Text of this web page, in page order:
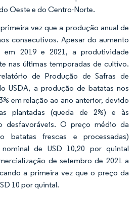
Oeste e do Centro-Norte.
vez que a produção anual de
consecutivos. Apesar do aumento
em 2019 e 2021, a produtividade
nas últimas temporadas de cultivo.
de Produção de Safras de
USDA, a produção de batatas nos
em relação ao ano anterior, devido
plantadas (queda de 2%) e às
desfavoráveis. O preço médio da
batatas frescas e processadas)
de USD 10,20 por quintal
de setembro de 2021 a
a primeira vez que o preço da
10 por quintal.